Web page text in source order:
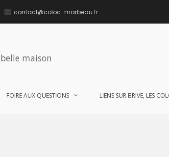
contact@coloc-marbeau.fr
maison
FOIRE AUX QUESTIONS LIENS SUR BRIVE, LES